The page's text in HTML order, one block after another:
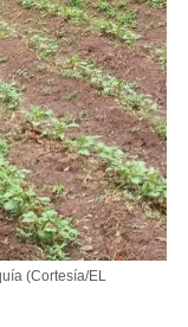
(Cortesía/EL